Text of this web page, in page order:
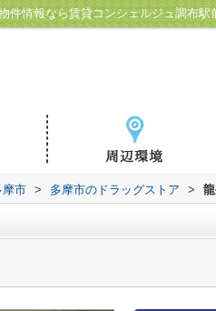
情報なら賃貸コンシェルジュ調布駅
摩市 > 多摩市のドラッグストア >